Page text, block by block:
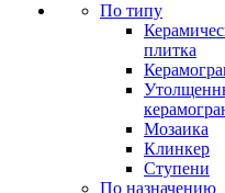
По типу
плитка
Мозаика
Клинкер
Ступени
По назначению